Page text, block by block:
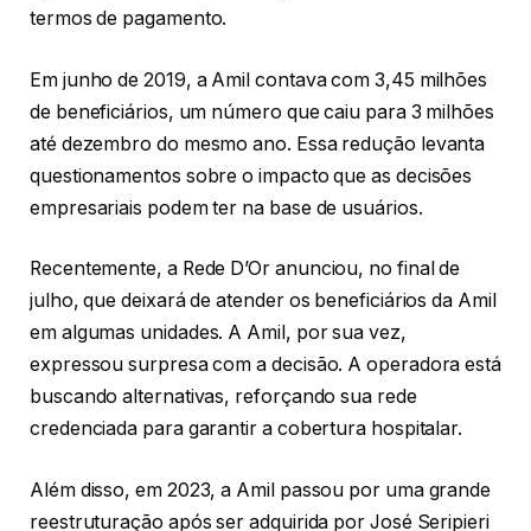
termos de pagamento.
Em junho de 2019, a Amil contava com 3,45 milhões
de beneficiários, um número que caiu para 3 milhões
até dezembro do mesmo ano. Essa redução levanta
questionamentos sobre o impacto que as decisões
empresariais podem ter na base de usuários.
Recentemente, a Rede D’Or anunciou, no final de
julho, que deixará de atender os beneficiários da Amil
em algumas unidades. A Amil, por sua vez,
expressou surpresa com a decisão. A operadora está
buscando alternativas, reforçando sua rede
credenciada para garantir a cobertura hospitalar.
Além disso, em 2023, a Amil passou por uma grande
reestruturação após ser adquirida por José Seripieri